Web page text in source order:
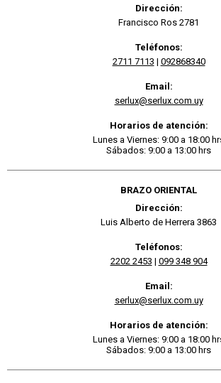
Dirección:
Francisco Ros 2781
Teléfonos:
2711 7113 | 092868340
Email:
serlux@serlux.com.uy
Horarios de atención:
Lunes a Viernes: 9:00 a 18:00
Sábados: 9:00 a 13:00 hrs
BRAZO ORIENTAL
Dirección:
Luis Alberto de Herrera 3863
Teléfonos:
2202 2453 | 099 348 904
Email:
serlux@serlux.com.uy
Horarios de atención:
Lunes a Viernes: 9:00 a 18:00
Sábados: 9:00 a 13:00 hrs